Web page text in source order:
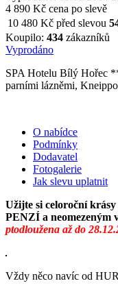
4 890 Kč cena po slevě
10 480 Kč před slevou
Koupilo: 434 zákazníků
Vyprodáno
SPA Hotelu Bílý Hořec
parními lázněmi,
O nabídce
Podmínky
Dodavatel
Fotogalerie
Jak slevu uplatnit
Užijte si celoroční
PENZÍ a neomezeným
ptodloužena až do
Vždy něco navíc od